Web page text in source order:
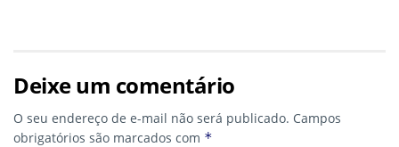
Deixe um comentário
O seu endereço de e-mail não será publicado. Campos
obrigatórios são marcados com *